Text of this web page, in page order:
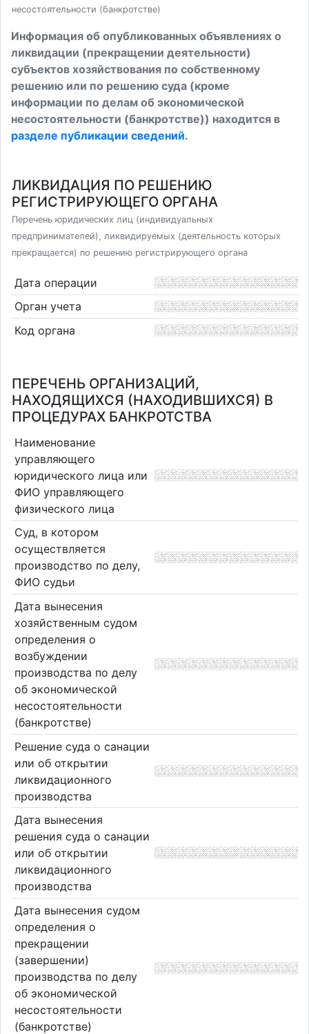
несостоятельности (банкротстве)
Информация об опубликованных объявлениях о
ликвидации (прекращении деятельности)
субъектов хозяйствования по собственному
решению или по решению суда (кроме
информации по делам об экономической
несостоятельности (банкротстве)) находится в
разделе публикации сведений.
ЛИКВИДАЦИЯ ПО РЕШЕНИЮ
РЕГИСТРИРУЮЩЕГО ОРГАНА
Перечень юридических лиц (индивидуальных
предпринимателей), ликвидируемых (деятельность которых
прекращается) по решению регистрирующего органа
Дата операции
Орган учета
Код органа
ПЕРЕЧЕНЬ ОРГАНИЗАЦИЙ,
НАХОДЯЩИХСЯ (НАХОДИВШИХСЯ) В
ПРОЦЕДУРАХ БАНКРОТСТВА
Наименование
управляющего
юридического лица или
ФИО управляющего
физического лица
Суд, в котором
осуществляется
производство по делу,
ФИО судьи
Дата вынесения
хозяйственным судом
определения о
возбуждении
производства по делу
об экономической
несостоятельности
(банкротстве)
Решение суда о санации
или об открытии
ликвидационного
производства
Дата вынесения
решения суда о санации
или об открытии
ликвидационного
производства
Дата вынесения судом
определения о
прекращении
(завершении)
производства по делу
об экономической
несостоятельности
(банкротстве)